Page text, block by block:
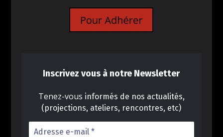
Inscrivez vous à notre Newsletter
Tenez-vous informés de nos actualités,
(projections, ateliers, rencontres, etc)